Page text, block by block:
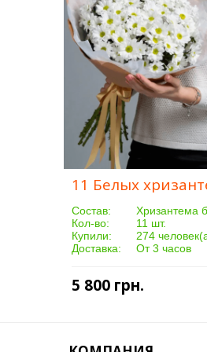
11 Белых
Cостав:
Хризантема
Кол-во:
11 шт.
Купили:
274
Доставка:
От 3 часов
5 800 грн.